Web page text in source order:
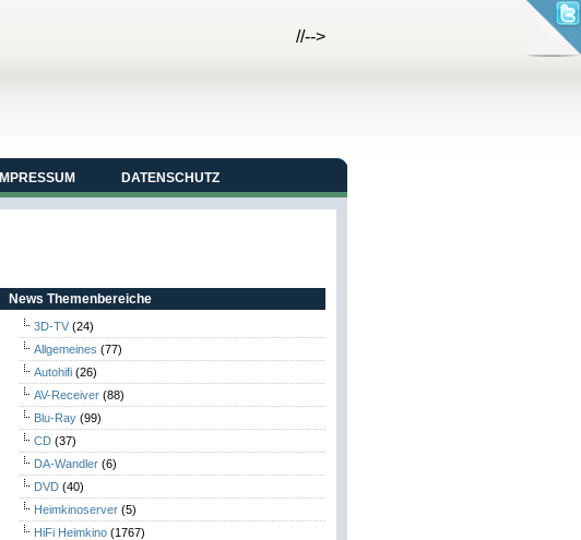
//-->
IMPRESSUM DATENSCHUTZ
News Themenbereiche
3D-TV (24)
Allgemeines (77)
Autohifi (26)
AV-Receiver (88)
Blu-Ray (99)
CD (37)
DA-Wandler (6)
DVD (40)
Heimkinoserver (5)
HiFi Heimkino (1767)